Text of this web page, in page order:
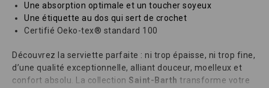
Une absorption optimale et un toucher soyeux
Une étiquette au dos qui sert de crochet
Certifié Oeko-tex® standard 100
Découvrez la serviette parfaite : ni trop épaisse, ni trop fine,
d’une qualité exceptionnelle, alliant douceur, moelleux et
confort absolu. La collection Saint-Barth transforme votre